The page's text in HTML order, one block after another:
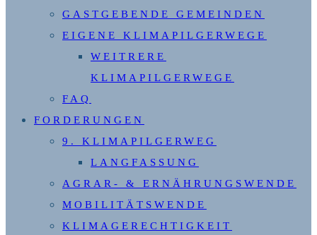
GASTGEBENDE GEMEINDEN
EIGENE KLIMAPILGERWEGE
WEITRERE
KLIMAPILGERWEGE
FAQ
FORDERUNGEN
9. KLIMAPILGERWEG
LANGFASSUNG
AGRAR- & ERNÄHRUNGSWENDE
MOBILITÄTSWENDE
KLIMAGERECHTIGKEIT